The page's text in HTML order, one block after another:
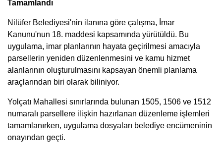
Tamamlandı
Nilüfer Belediyesi'nin ilanına göre çalışma, İmar
Kanunu'nun 18. maddesi kapsamında yürütüldü. Bu
uygulama, imar planlarının hayata geçirilmesi amacıyla
parsellerin yeniden düzenlenmesini ve kamu hizmet
alanlarının oluşturulmasını kapsayan önemli planlama
araçlarından biri olarak biliniyor.
Yolçatı Mahallesi sınırlarında bulunan 1505, 1506 ve 1512
numaralı parsellere ilişkin hazırlanan düzenleme işlemleri
tamamlanırken, uygulama dosyaları belediye encümeninin
onayından geçti.